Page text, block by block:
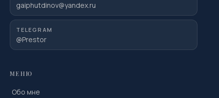
gaiphutdinov@yandex.ru
TELEGRAM
@Prestor
МЕНЮ
Обо мне